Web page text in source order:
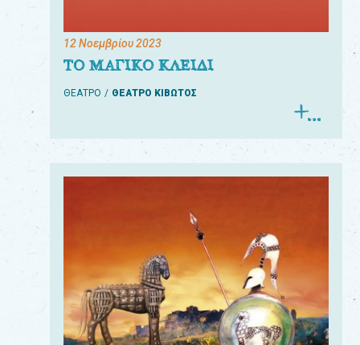
12 Νοεμβρίου 2023
ΤΟ ΜΑΓΙΚΟ ΚΛΕΙΔΙ
ΘΕΑΤΡΟ ΘΕΑΤΡΟ ΚΙΒΩΤΟΣ